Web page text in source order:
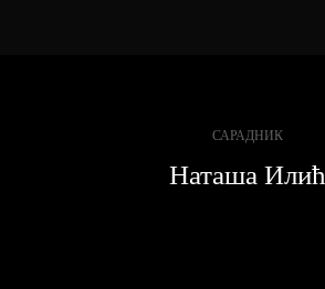
САРАДНИК
Наташа Илић